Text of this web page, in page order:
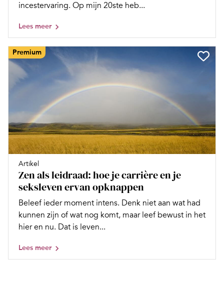
incestervaring. Op mijn 20ste heb...
Lees meer
Premium
Artikel
Zen als leidraad: hoe je carrière en je
seksleven ervan opknappen
Beleef ieder moment intens. Denk niet aan wat had
kunnen zijn of wat nog komt, maar leef bewust in het
hier en nu. Dat is leven...
Lees meer